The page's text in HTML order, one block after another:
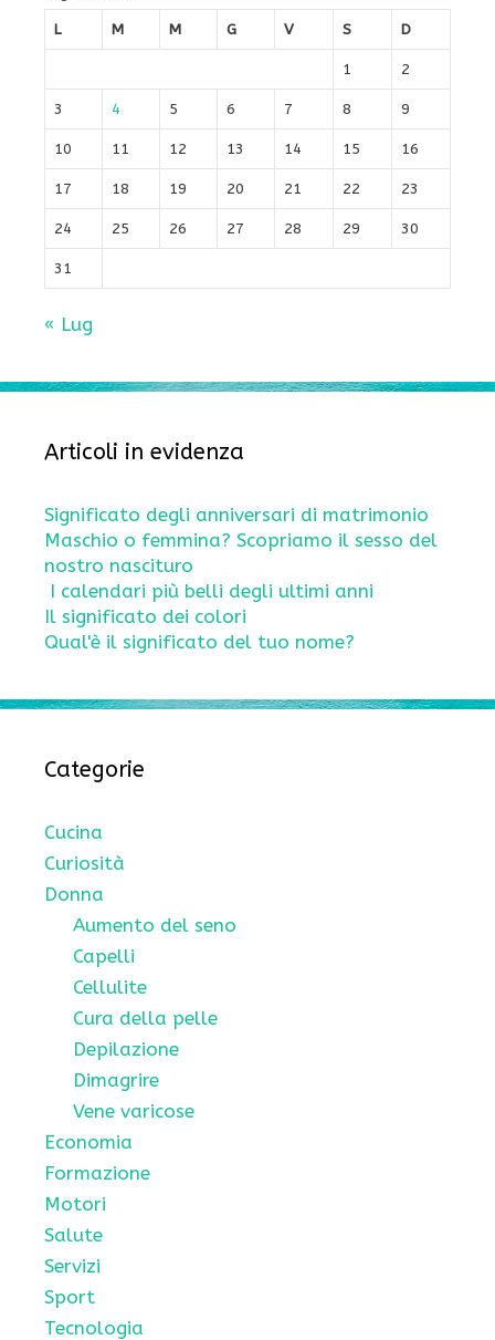
L
M M G V S D
1 2
3 4 5 6 7 8 9
10 11 12 13 14 15 16
17 18 19 20 21 22 23
24 25 26 27 28 29 30
31
« Lug
Articoli in evidenza
Significato degli anniversari di matrimonio
Maschio o femmina? Scopriamo il sesso del
nostro nascituro
I calendari più belli degli ultimi anni
Il significato dei colori
Qual'è il significato del tuo nome?
Categorie
Cucina
Curiosità
Donna
Aumento del seno
Capelli
Cellulite
Cura della pelle
Depilazione
Dimagrire
Vene varicose
Economia
Formazione
Motori
Salute
Servizi
Sport
Tecnologia